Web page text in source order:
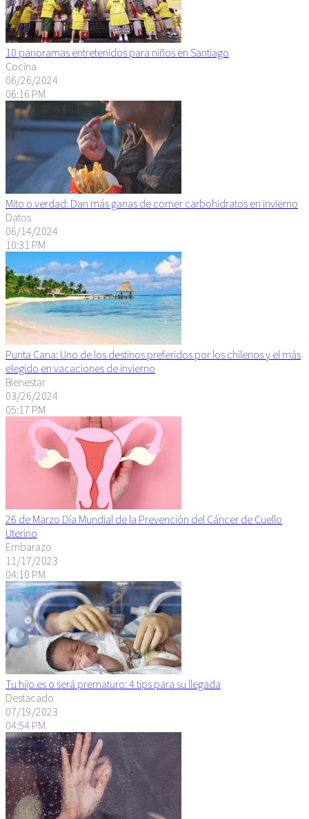
10 panoramas entretenidos para niños en Santiago
Cocina
06/26/2024
06:16 PM
Mito o verdad: Dan más ganas de comer carbohidratos en invierno
Datos
06/14/2024
10:31 PM
Punta Cana: Uno de los destinos preferidos por los chilenos y el más
elegido en vacaciones de invierno
Bienestar
03/26/2024
05:17 PM
26 de Marzo Día Mundial de la Prevención del Cáncer de Cuello
Uterino
Embarazo
11/17/2023
04:10 PM
Tu hijo es o será prematuro: 4 tips para su llegada
Destacado
07/19/2023
04:54 PM